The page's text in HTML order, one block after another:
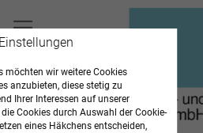
möchten wir weitere Cookies
anzubieten, diese stetig zu
Ihrer Interessen auf unserer
Cookies durch Auswahl der Cookie-
eines Häkchens entscheiden,